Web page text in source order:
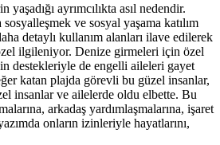
ayrımcılıkta asıl nedendir.
ve sosyal yaşama katılım
detaylı kullanım alanları ilave edilerek
ilgileniyor. Denize girmeleri için özel
destekleriyle de engelli aileleri gayet
katan plajda görevli bu güzel insanlar,
insanlar ve ailelerde oldu elbette. Bu
arkadaş yardımlaşmalarına, işaret
onların izinleriyle hayatlarını,